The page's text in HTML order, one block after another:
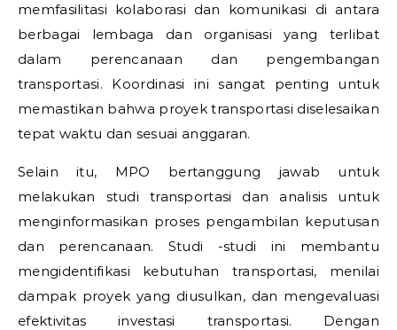
memfasilitasi kolaborasi dan komunikasi di antara
berbagai lembaga dan organisasi yang terlibat
dalam perencanaan dan pengembangan
transportasi. Koordinasi ini sangat penting untuk
memastikan bahwa proyek transportasi diselesaikan
tepat waktu dan sesuai anggaran.
Selain itu, MPO bertanggung jawab untuk
melakukan studi transportasi dan analisis untuk
menginformasikan proses pengambilan keputusan
dan perencanaan. Studi -studi ini membantu
mengidentifikasi kebutuhan transportasi, menilai
dampak proyek yang diusulkan, dan mengevaluasi
efektivitas investasi transportasi. Dengan